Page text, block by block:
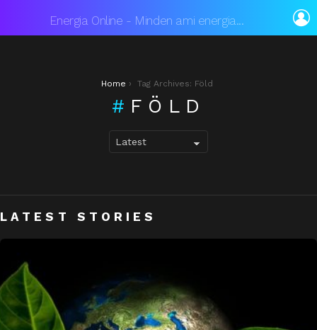
Energia Online - Minden ami energia...
Home Tag Archives: Föld
FÖLD
LATEST STORIES